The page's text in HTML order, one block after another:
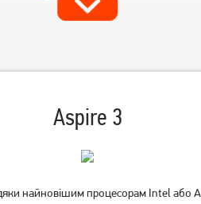
Aspire 3
найновішим процесорам Intel або